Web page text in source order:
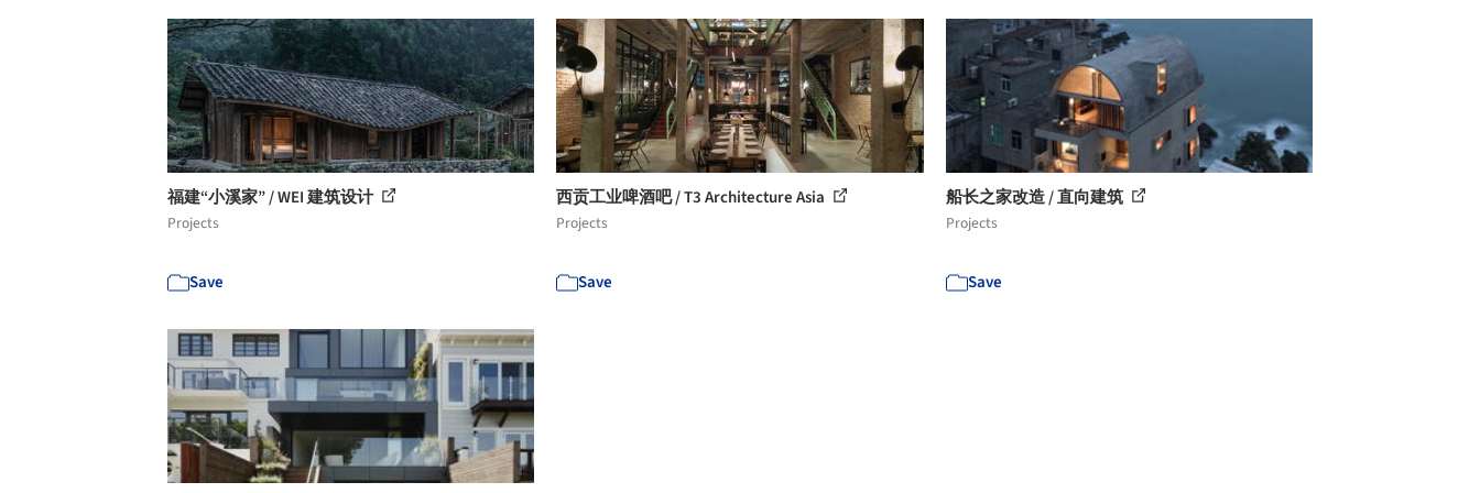
福建“小溪家” / WEI 建筑设计
Projects
Save
西贡工业啤酒吧 / T3 Architecture Asia
Projects
Save
船长之家改造 / 直向建筑
Projects
Save